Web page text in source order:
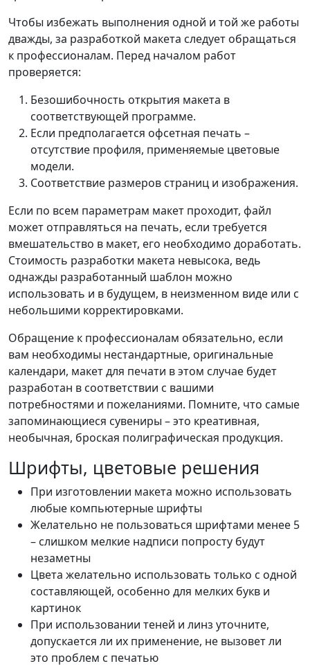
Чтобы избежать выполнения одной и той же работы
дважды, за разработкой макета следует обращаться
к профессионалам. Перед началом работ
проверяется:
Безошибочность открытия макета в
соответствующей программе.
Если предполагается офсетная печать –
отсутствие профиля, применяемые цветовые
модели.
Соответствие размеров страниц и изображения.
Если по всем параметрам макет проходит, файл
может отправляться на печать, если требуется
вмешательство в макет, его необходимо доработать.
Стоимость разработки макета невысока, ведь
однажды разработанный шаблон можно
использовать и в будущем, в неизменном виде или с
небольшими корректировками.
Обращение к профессионалам обязательно, если
вам необходимы нестандартные, оригинальные
календари, макет для печати в этом случае будет
разработан в соответствии с вашими
потребностями и пожеланиями. Помните, что самые
запоминающиеся сувениры – это креативная,
необычная, броская полиграфическая продукция.
Шрифты, цветовые решения
При изготовлении макета можно использовать
любые компьютерные шрифты
Желательно не пользоваться шрифтами менее 5
– слишком мелкие надписи попросту будут
незаметны
Цвета желательно использовать только с одной
составляющей, особенно для мелких букв и
картинок
При использовании теней и линз уточните,
допускается ли их применение, не вызовет ли
это проблем с печатью